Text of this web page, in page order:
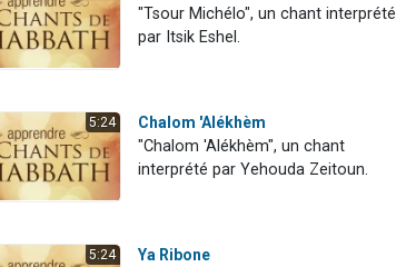
"Tsour Michélo", un chant interprété
par Itsik Eshel.
5:24 Chalom 'Alékhèm
"Chalom 'Alékhèm", un chant
interprété par Yehouda Zeitoun.
5:24 Ya Ribone